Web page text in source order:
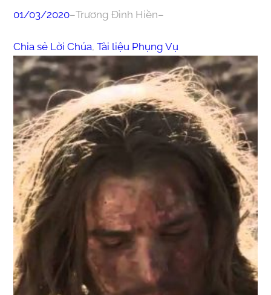
01/03/2020–Trương Đình Hiền–
Chia sẻ Lời Chúa, Tài liệu Phụng Vụ